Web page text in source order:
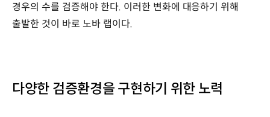
경우의 수를 검증해야 한다. 이러한 변화에 대응하기 위해
출발한 것이 바로 노바 랩이다.
다양한 검증환경을 구현하기 위한 노력